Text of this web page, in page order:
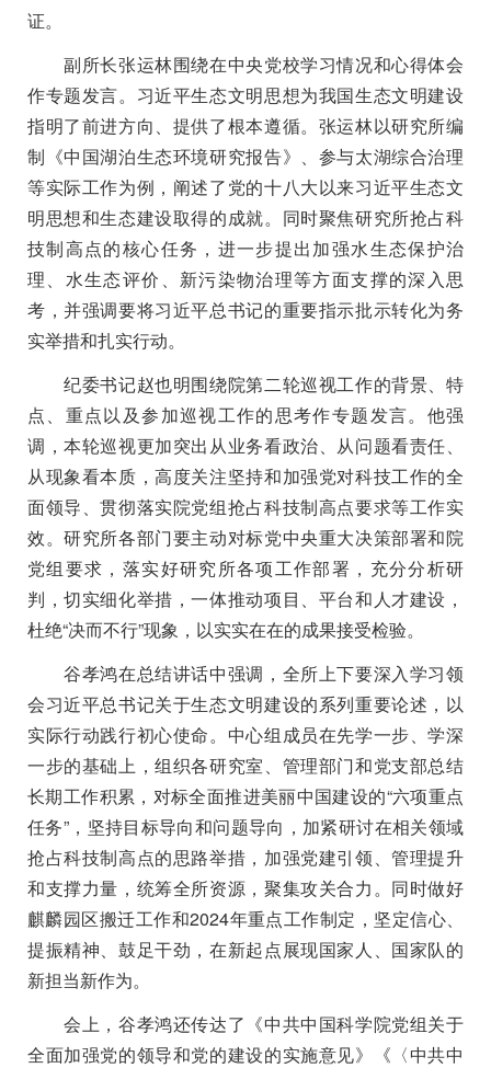
证。
副所长张运林围绕在中央党校学习情况和心得体会
作专题发言。习近平生态文明思想为我国生态文明建设
指明了前进方向、提供了根本遵循。张运林以研究所编
制《中国湖泊生态环境研究报告》、参与太湖综合治理
等实际工作为例，阐述了党的十八大以来习近平生态文
明思想和生态建设取得的成就。同时聚焦研究所抢占科
技制高点的核心任务，进一步提出加强水生态保护治
理、水生态评价、新污染物治理等方面支撑的深入思
考，并强调要将习近平总书记的重要指示批示转化为务
实举措和扎实行动。
纪委书记赵也明围绕院第二轮巡视工作的背景、特
点、重点以及参加巡视工作的思考作专题发言。他强
调，本轮巡视更加突出从业务看政治、从问题看责任、
从现象看本质，高度关注坚持和加强党对科技工作的全
面领导、贯彻落实院党组抢占科技制高点要求等工作实
效。研究所各部门要主动对标党中央重大决策部署和院
党组要求，落实好研究所各项工作部署，充分分析研
判，切实细化举措，一体推动项目、平台和人才建设，
杜绝“决而不行”现象，以实实在在的成果接受检验。
谷孝鸿在总结讲话中强调，全所上下要深入学习领
会习近平总书记关于生态文明建设的系列重要论述，以
实际行动践行初心使命。中心组成员在先学一步、学深
一步的基础上，组织各研究室、管理部门和党支部总结
长期工作积累，对标全面推进美丽中国建设的“六项重点
任务”，坚持目标导向和问题导向，加紧研讨在相关领域
抢占科技制高点的思路举措，加强党建引领、管理提升
和支撑力量，统筹全所资源，聚集攻关合力。同时做好
麒麟园区搬迁工作和2024年重点工作制定，坚定信心、
提振精神、鼓足干劲，在新起点展现国家人、国家队的
新担当新作为。
会上，谷孝鸿还传达了《中共中国科学院党组关于
全面加强党的领导和党的建设的实施意见》《〈中共中